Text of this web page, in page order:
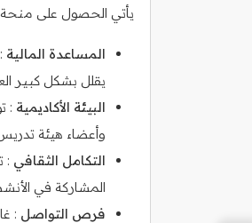
يأتي الحصول على منحة
المساعدة المالية
يقلل بشكل كبير
البيئة الأكاديمية :
وأعضاء هيئة
التكامل الثقافي :
المشاركة في
فرص التواصل :